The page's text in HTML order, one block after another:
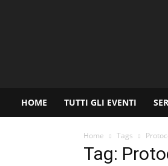
HOME TUTTI GLI EVENTI
Home Tags
Tag: